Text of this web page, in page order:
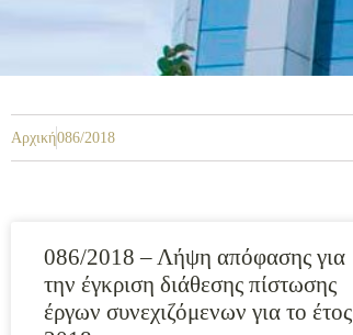
Αρχική086/2018
086/2018 – Λήψη απόφασης για
την έγκριση διάθεσης πίστωσης
έργων συνεχιζόμενων για το έτος